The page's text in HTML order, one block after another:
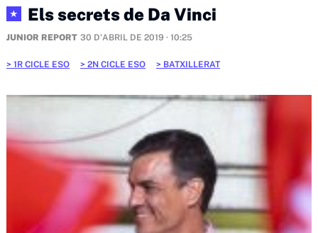
★ Els secrets de Da Vinci
JUNIOR REPORT 30 D'ABRIL DE 2019 · 10:25
1R CICLE ESO 2N CICLE ESO BATXILLERAT